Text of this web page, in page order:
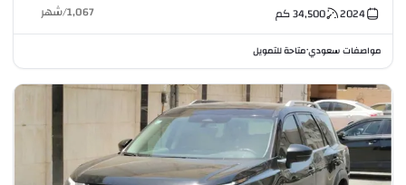
2024
34,500كم 1,067
/شهر
مواصفات سعودي•متاحة للتمويل